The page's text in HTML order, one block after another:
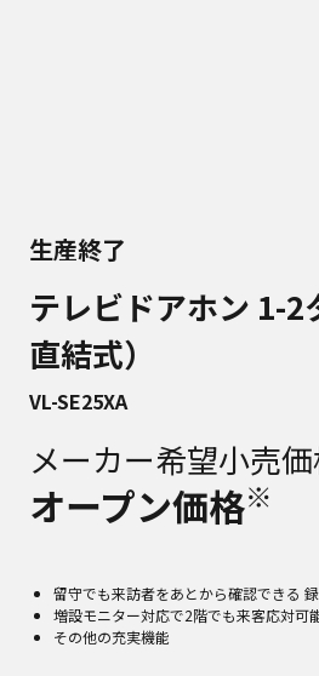
生産終了
テレビドアホン 1-2
直結式）
VL-SE25XA
メーカー希望小売
オープン価格※
留守でも来訪者をあとから確認できる
増設モニター対応で2階でも来客応対可
その他の充実機能